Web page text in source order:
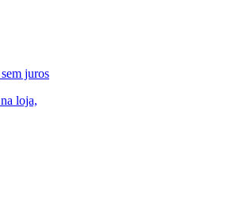
sem juros
na loja,